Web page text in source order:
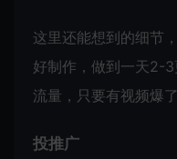
这里还能想到的细节
好制作，做到一天2-
流量，只要有视频爆
投推广